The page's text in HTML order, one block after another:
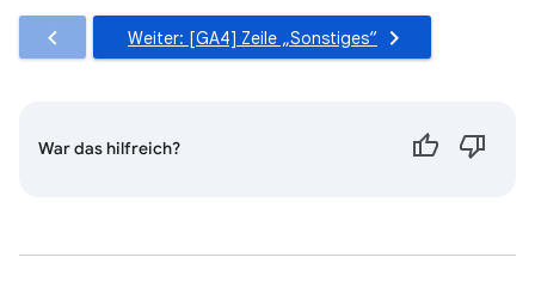
Weiter: [GA4] Zeile „Sonstiges“
War das hilfreich?